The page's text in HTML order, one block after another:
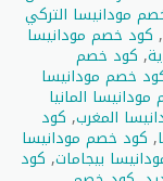
مودانيسا التركي
, كود خصم مودانيسا
, كود خصم
خصم مودانيسا
المانيا
المغرب, كود
, كود خصم مودانيسا
بيجامات, كود